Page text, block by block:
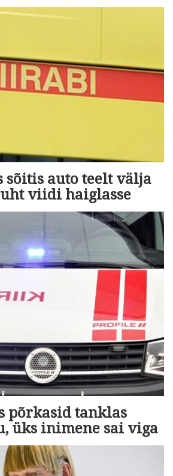
sõitis auto teelt välja
viidi haiglasse
põrkasid tanklas
üks inimene sai viga